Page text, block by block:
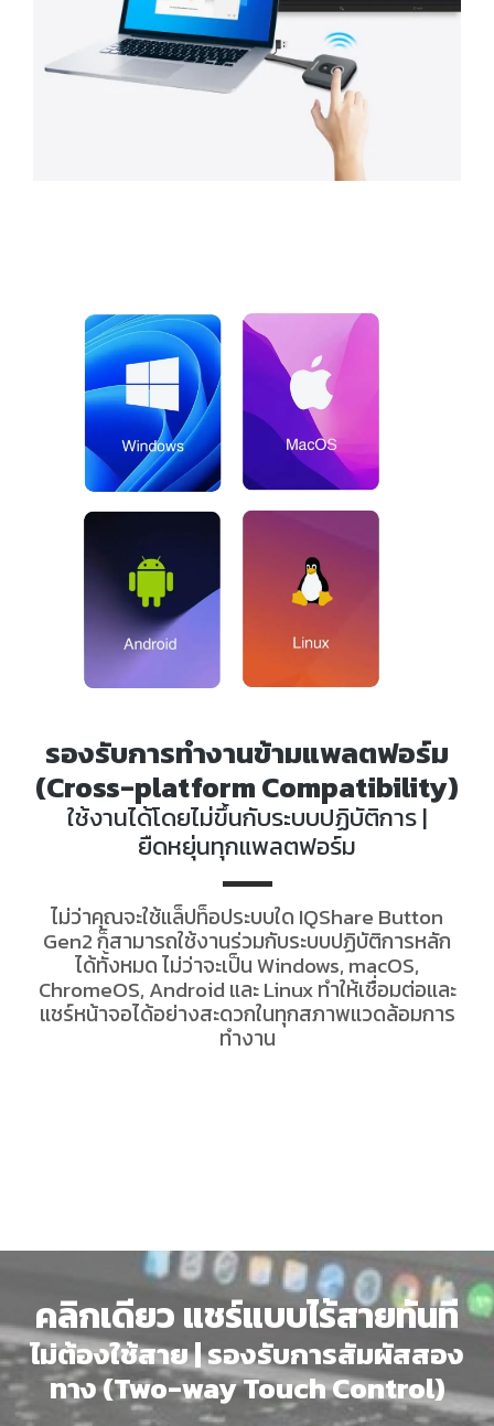
รองรับการทำงานข้ามแพลตฟอร์ม
(Cross-platform Compatibility)
ใช้งานได้โดยไม่ขึ้นกับระบบปฏิบัติการ |
ยืดหยุ่นทุกแพลตฟอร์ม
ไม่ว่าคุณจะใช้แล็ปท็อประบบใด IQShare Button
Gen2 ก็สามารถใช้งานร่วมกับระบบปฏิบัติการหลัก
ได้ทั้งหมด ไม่ว่าจะเป็น Windows, macOS,
ChromeOS, Android และ Linux ทำให้เชื่อมต่อและ
แชร์หน้าจอได้อย่างสะดวกในทุกสภาพแวดล้อมการ
ทำงาน
คลิกเดียว แชร์แบบไร้สายทันที
ไม่ต้องใช้สาย | รองรับการสัมผัสสอง
ทาง (Two-way Touch Control)